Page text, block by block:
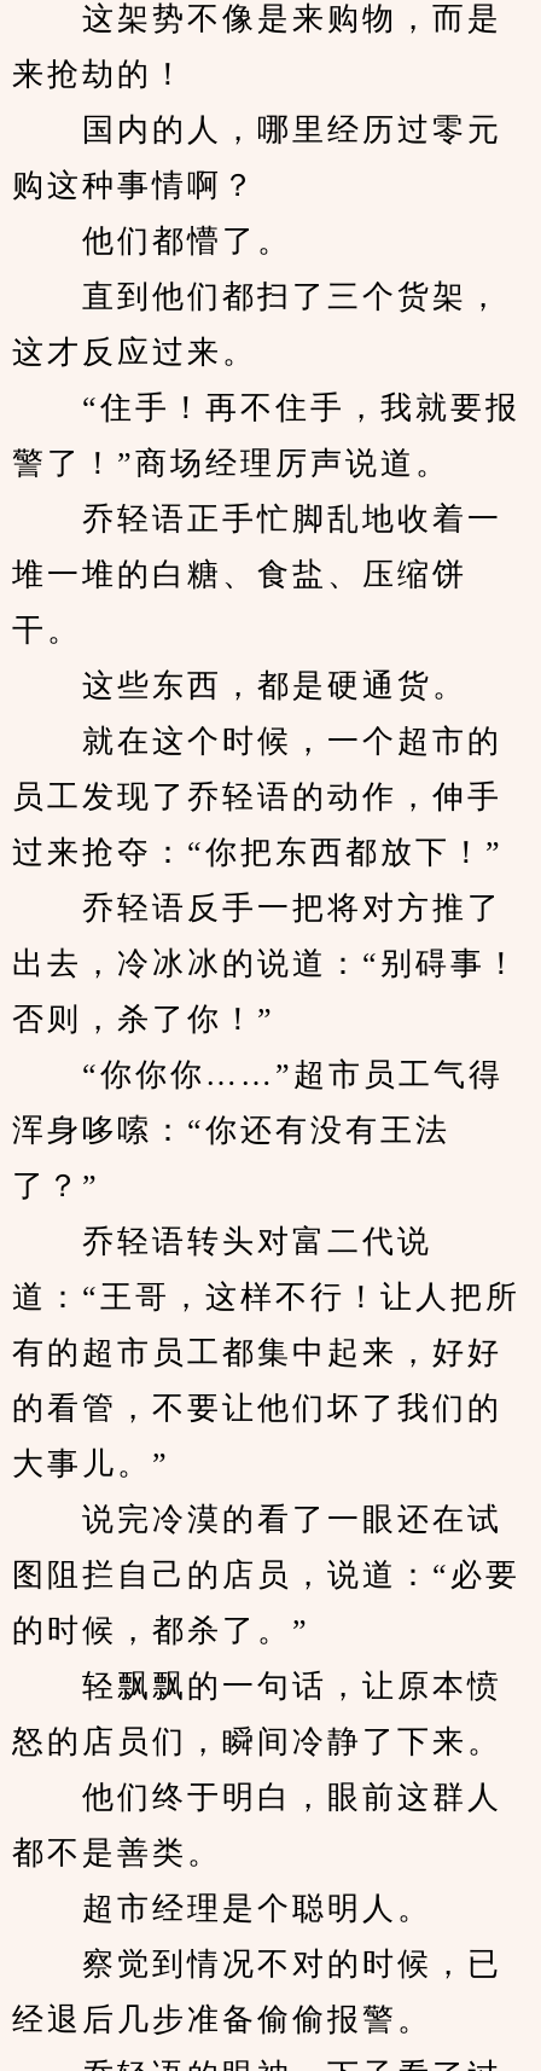
这架势不像是来购物，而是
来抢劫的！
国内的人，哪里经历过零元
购这种事情啊？
他们都懵了。
直到他们都扫了三个货架，
这才反应过来。
“住手！再不住手，我就要报
警了！”商场经理厉声说道。
乔轻语正手忙脚乱地收着一
堆一堆的白糖、食盐、压缩饼
干。
这些东西，都是硬通货。
就在这个时候，一个超市的
员工发现了乔轻语的动作，伸手
过来抢夺：“你把东西都放下！”
乔轻语反手一把将对方推了
出去，冷冰冰的说道：“别碍事！
否则，杀了你！”
“你你你……”超市员工气得
浑身哆嗦：“你还有没有王法
了？”
乔轻语转头对富二代说
道：“王哥，这样不行！让人把所
有的超市员工都集中起来，好好
的看管，不要让他们坏了我们的
大事儿。”
说完冷漠的看了一眼还在试
图阻拦自己的店员，说道：“必要
的时候，都杀了。”
轻飘飘的一句话，让原本愤
怒的店员们，瞬间冷静了下来。
他们终于明白，眼前这群人
都不是善类。
超市经理是个聪明人。
察觉到情况不对的时候，已
经退后几步准备偷偷报警。